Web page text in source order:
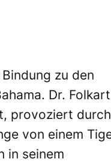
zu den
Dr. Folkart
provoziert durch
von einem
in seinem